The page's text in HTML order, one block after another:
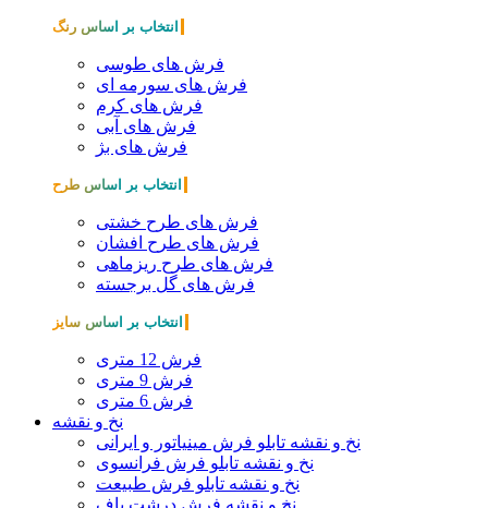
انتخاب بر اساس رنگ
فرش های طوسی
فرش های سورمه ای
فرش های کرم
فرش های آبی
فرش های بژ
انتخاب بر اساس طرح
فرش های طرح خشتی
فرش های طرح افشان
فرش های طرح ریزماهی
فرش های گل برجسته
انتخاب بر اساس سایز
فرش 12 متری
فرش 9 متری
فرش 6 متری
نخ و نقشه
نخ و نقشه تابلو فرش مینیاتور و ایرانی
نخ و نقشه تابلو فرش فرانسوی
نخ و نقشه تابلو فرش طبیعت